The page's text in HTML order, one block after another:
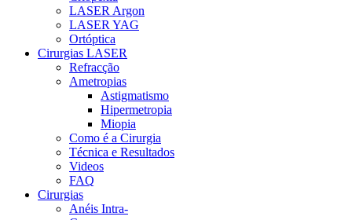
LASER Argon
LASER YAG
Ortóptica
Cirurgias LASER
Refracção
Ametropias
Astigmatismo
Hipermetropia
Miopia
Como é a Cirurgia
Técnica e Resultados
Videos
FAQ
Cirurgias
Anéis Intra-